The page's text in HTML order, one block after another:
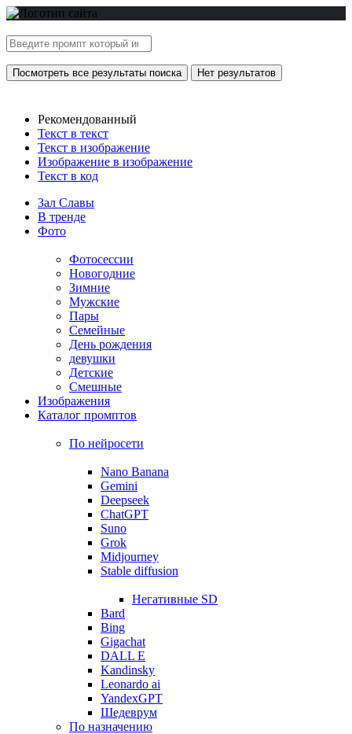
Посмотреть все результаты поиска Нет результатов
Рекомендованный
Текст в текст
Текст в изображение
Изображение в изображение
Текст в код
Зал Славы
В тренде
Фото
Фотосессии
Новогодние
Зимние
Мужские
Пары
Семейные
День рождения
девушки
Детские
Смешные
Изображения
Каталог промптов
По нейросети
Nano Banana
Gemini
Deepseek
ChatGPT
Suno
Grok
Midjourney
Stable diffusion
Негативные SD
Bard
Bing
Gigachat
DALL E
Kandinsky
Leonardo ai
YandexGPT
Шедеврум
По назначению